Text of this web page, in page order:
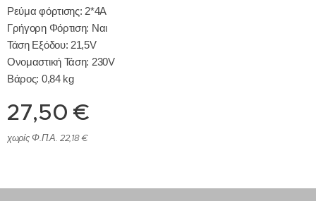
Ρεύμα φόρτισης: 2*4Α
Γρήγορη Φόρτιση: Ναι
Τάση Εξόδου: 21,5V
Ονομαστική Τάση: 230V
Βάρος: 0,84 kg
27,50 €
χωρίς Φ.Π.Α. 22,18 €